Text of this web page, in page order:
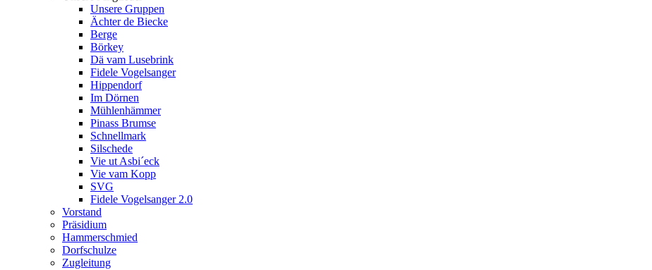
Unsere Gruppen
Ächter de Biecke
Berge
Börkey
Dä vam Lusebrink
Fidele Vogelsanger
Hippendorf
Im Dörnen
Mühlenhämmer
Pinass Brumse
Schnellmark
Silschede
Vie ut Asbi´eck
Vie vam Kopp
SVG
Fidele Vogelsanger 2.0
Vorstand
Präsidium
Hammerschmied
Dorfschulze
Zugleitung